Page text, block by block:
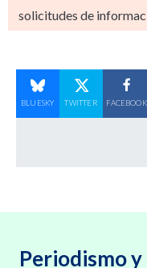
solicitudes de
BLUESKY TWITTER FACEBOOK
Periodismo